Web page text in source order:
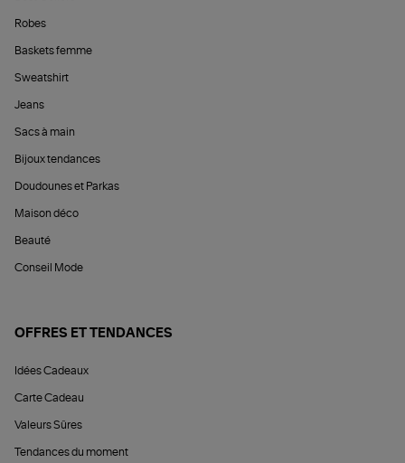
Robes
Baskets femme
Sweatshirt
Jeans
Sacs à main
Bijoux tendances
Doudounes et Parkas
Maison déco
Beauté
Conseil Mode
OFFRES ET TENDANCES
Idées Cadeaux
Carte Cadeau
Valeurs Sûres
Tendances du moment